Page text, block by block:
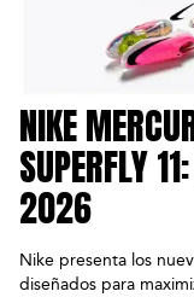
NIKE
SUPERFLY
2026
Nike presenta los
diseñados para